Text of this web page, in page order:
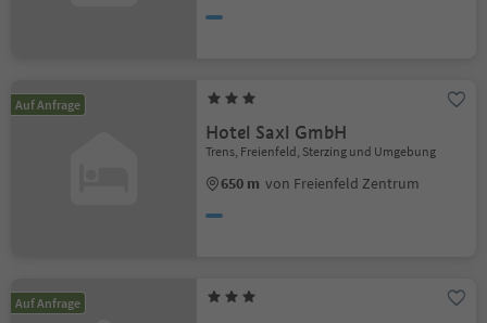
Auf Anfrage
Hotel Saxl GmbH
Trens, Freienfeld, Sterzing und Umgebung
650 m von Freienfeld Zentrum
Auf Anfrage